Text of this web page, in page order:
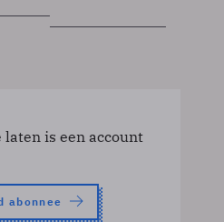
laten is een account
abonnee